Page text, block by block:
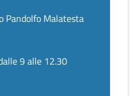
Pandolfo Malatesta
9 alle 12.30